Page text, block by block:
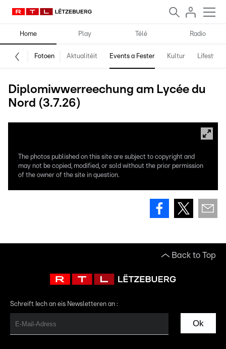
Home Play Télé Radio
Fotoen Aktualitéit Events a Fester Kultur Lifestyle
Diplomiwwerreechung am Lycée du
Nord (3.7.26)
The photos published on this site are subject to copyright and
may not be copied, modified, or sold without the prior permission
of the owner of the site in question.
Back to Top
Schreift Iech an eis Newsletteren an :
Ok